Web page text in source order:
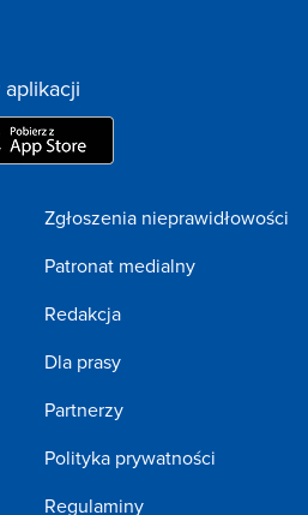
Zgłoszenia nieprawidłowości
Patronat medialny
Redakcja
Dla prasy
Partnerzy
Polityka prywatności
Regulaminy